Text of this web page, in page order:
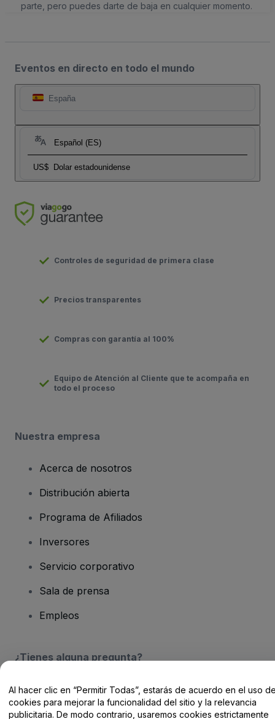
parte, pero puedes darte de baja en cualquier momento.
Eventos en directo en todo el mundo
España
Español (ES)
US$ Dolar estadounidense
Controles de seguridad de primera clase
Precios transparentes
Compras con garantía al 100%
Equipo de Atención al Cliente que te acompaña en
todo el proceso
Nuestra empresa
Acerca de nosotros
Distribución abierta
Programa de Afiliados
Inversores
Servicio corporativo
Sala de prensa
Empleos
¿Tienes alguna pregunta?
Centro de Ayuda / Contacto
Al hacer clic en “Permitir Todas”, estarás de acuerdo en el uso
cookies para mejorar la funcionalidad del sitio y la relevancia
publicitaria. De modo contrario, usaremos cookies estrictamente